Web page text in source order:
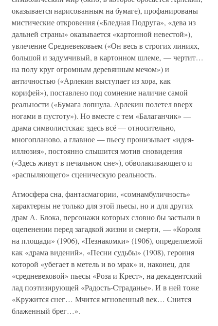
оказывается нарисованным на бумаге), профанированы
мистические откровения («Бледная Подруга», «дева из
дальней страны» оказывается «картонной невестой»),
увлечение Средневековьем («Он весь в строгих линиях,
большой и задумчивый, в картонном шлеме, — чертит…
на полу круг огромным деревянным мечом») и
античностью («Арлекин выступает из хора, как
корифей»), поставлено под сомнение наличие самой
реальности («Бумага лопнула. Арлекин полетел вверх
ногами в пустоту»). Но вместе с тем «Балаганчик» —
драма символистская: здесь всё — относительно,
многопланово, а главное — пьесу пронизывает «идея-
иллюзия», постоянно слышится мотив сновидения
(«Здесь живут в печальном сне»), обволакивающего и
«распыляющего» сценическую реальность.
Атмосфера сна, фантасмагории, «сомнамбуличность»
характерны не только для этой пьесы, но и для других
драм А. Блока, персонажи которых словно бы застыли в
оцепенении перед загадкой жизни и смерти, — «Короля
на площади» (1906), «Незнакомки» (1906), определяемой
как «драма видений», «Песни судьбы» (1908), героиня
которой «убегает в метель и во мрак» и, наконец, для
«средневековой» пьесы «Роза и Крест», на декадентский
лад поэтизирующей «Радость-Страданье». И в ней тоже
«Кружится снег… Мчится мгновенный век… Снится
блаженный брег…».